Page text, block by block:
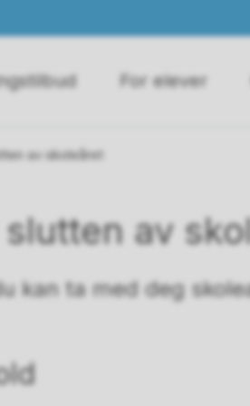
For elever
av skoleåret
av
kan ta med deg